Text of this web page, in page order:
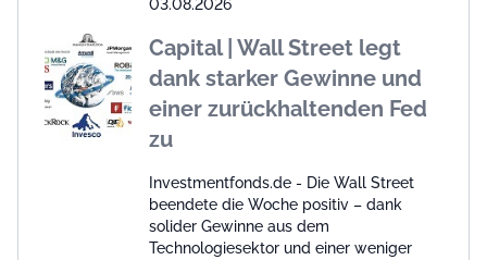
03.08.2026
Capital | Wall Street legt
dank starker Gewinne und
einer zurückhaltenden Fed
zu
Investmentfonds.de - Die Wall Street
beendete die Woche positiv – dank
solider Gewinne aus dem
Technologiesektor und einer weniger